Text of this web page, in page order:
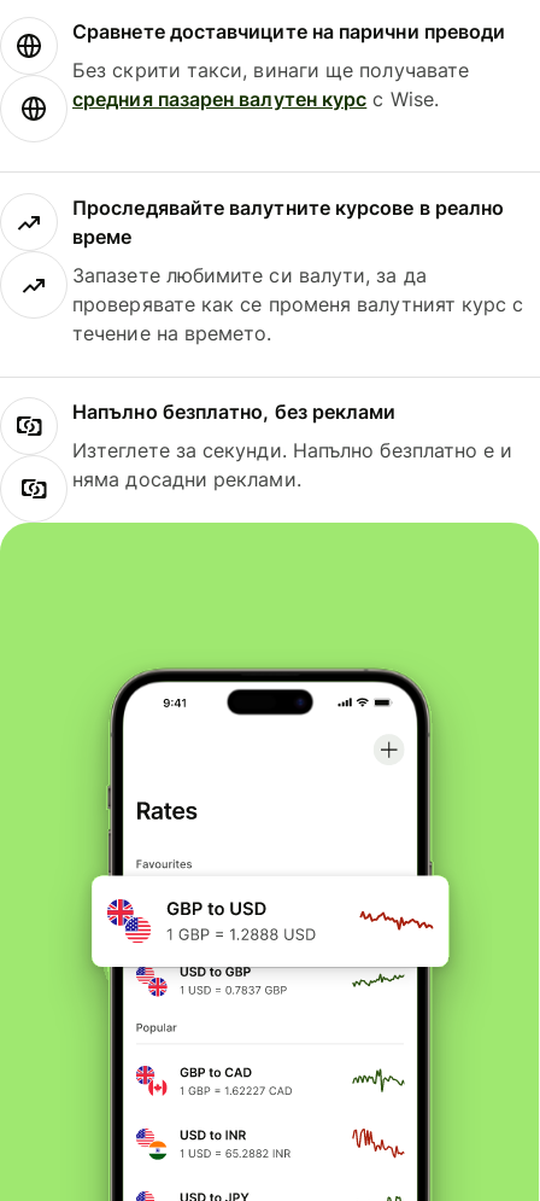
Сравнете доставчиците на парични преводи
Без скрити такси, винаги ще получавате
средния пазарен валутен курс с Wise.
Проследявайте валутните курсове в реално
време
Запазете любимите си валути, за да
проверявате как се променя валутният курс с
течение на времето.
Напълно безплатно, без реклами
Изтеглете за секунди. Напълно безплатно е и
няма досадни реклами.